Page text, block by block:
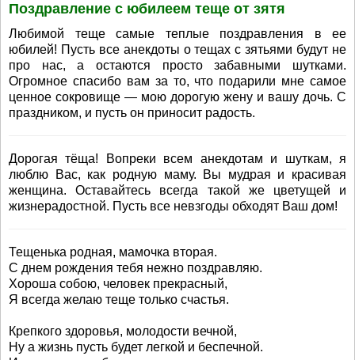
Поздравление с юбилеем теще от зятя
Любимой теще самые теплые поздравления в ее
юбилей! Пусть все анекдоты о тещах с зятьями будут не
про нас, а остаются просто забавными шутками.
Огромное спасибо вам за то, что подарили мне самое
ценное сокровище — мою дорогую жену и вашу дочь. С
праздником, и пусть он приносит радость.
Дорогая тёща! Вопреки всем анекдотам и шуткам, я
люблю Вас, как родную маму. Вы мудрая и красивая
женщина. Оставайтесь всегда такой же цветущей и
жизнерадостной. Пусть все невзгоды обходят Ваш дом!
Тещенька родная, мамочка вторая.
С днем рождения тебя нежно поздравляю.
Хороша собою, человек прекрасный,
Я всегда желаю теще только счастья.
Крепкого здоровья, молодости вечной,
Ну а жизнь пусть будет легкой и беспечной.